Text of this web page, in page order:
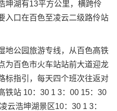
湖有13平方公里，横跨伶
入口在百色至凌云二级路伶站
公园旅游专线，从百色高铁
为百色市火车站站前大道迎龙
标指引，每天四个班次往返对
铁站 10：30 1 3：00 15：30
云浩坤湖景区10：30 1 3：